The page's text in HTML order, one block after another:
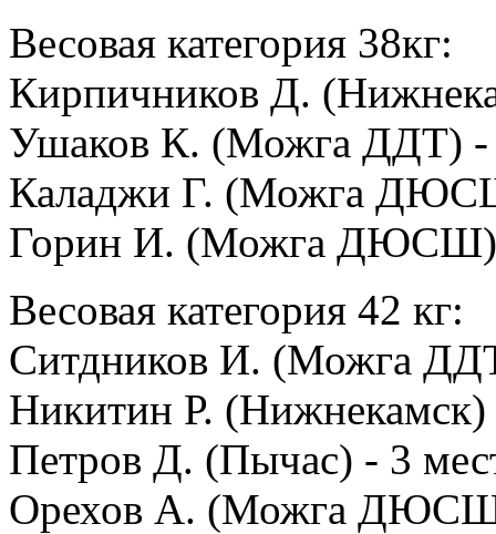
Весовая категория 38кг:
Кирпичников Д.
Ушаков К. (Можга ДДТ) -
Каладжи Г. (Можга
Горин И. (Можга ДЮСШ)
Весовая категория 42 кг:
Ситдников И. (Можга
Никитин Р. (Нижнекамск)
Петров Д. (Пычас) - 3
Орехов А. (Можга